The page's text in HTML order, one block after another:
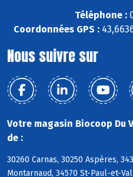
Téléphone :
Coordonnées GPS :
Nous suivre sur
Votre magasin Biocoop Du
de :
30260 Carnas, 30250 Aspères,
Montarnaud, 34570 St-Paul-et-